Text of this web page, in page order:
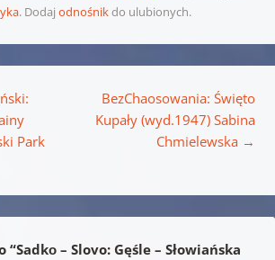
. Dodaj odnośnikdo ulubionych.
Park
BezChaosowania: Święto
Kupały (wyd.1947) Sabina
Chmielewska →
“Sadkо – Slovo: Gęśle – Słowiańska